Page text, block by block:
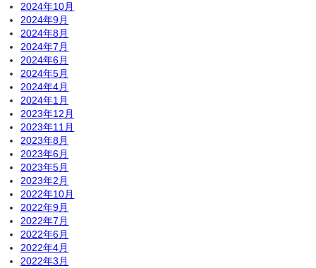
2024年10月
2024年9月
2024年8月
2024年7月
2024年6月
2024年5月
2024年4月
2024年1月
2023年12月
2023年11月
2023年8月
2023年6月
2023年5月
2023年2月
2022年10月
2022年9月
2022年7月
2022年6月
2022年4月
2022年3月